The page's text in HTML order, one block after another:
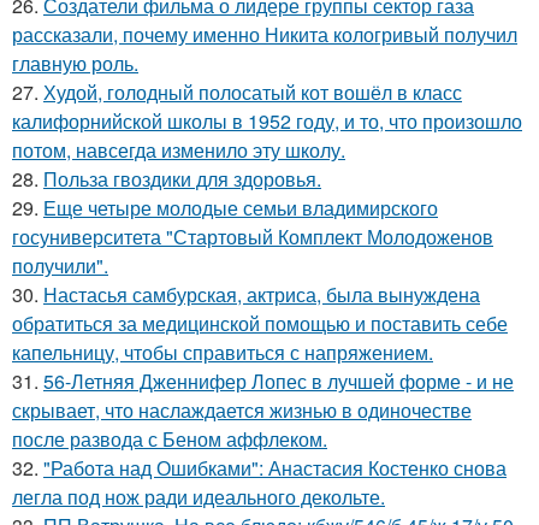
рассказали, почему именно Никита кологривый получил
главную роль.
27. Худой, голодный полосатый кот вошёл в класс
калифорнийской школы в 1952 году, и то, что произошло
потом, навсегда изменило эту школу.
28. Польза гвоздики для здоровья.
29. Еще четыре молодые семьи владимирского
госуниверситета "Стартовый Комплект Молодоженов
получили".
30. Настасья самбурская, актриса, была вынуждена
обратиться за медицинской помощью и поставить себе
капельницу, чтобы справиться с напряжением.
31. 56-Летняя Дженнифер Лопес в лучшей форме - и не
скрывает, что наслаждается жизнью в одиночестве
после развода с Беном аффлеком.
32. "Работа над Ошибками": Анастасия Костенко снова
легла под нож ради идеального декольте.